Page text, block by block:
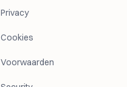
Privacy
Cookies
Voorwaarden